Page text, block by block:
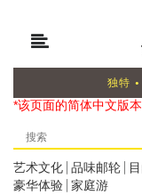
独特
*该页面的简体中文版
艺术文化 | 品味邮轮 |
豪华体验 | 家庭游